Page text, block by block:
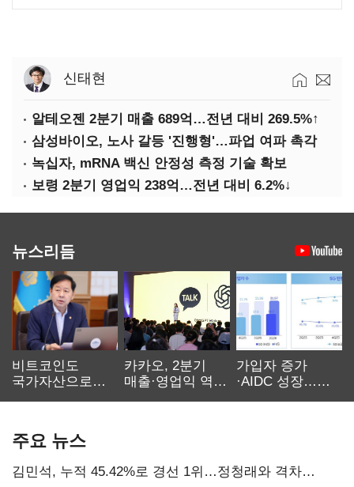
신태현
알테오젠 2분기 매출 689억…전년 대비 269.5%↑
삼성바이오, 노사 갈등 '진행형'…파업 여파 촉각
녹십자, mRNA 백신 안정성 측정 기술 확보
보령 2분기 영업익 238억…전년 대비 6.2%↓
뉴스리듬
비트코인도
국가자산으로…'
카카오, 2분기
매출·영업익 역대
가입자 증가
·AIDC 성장…
주요 뉴스
김민석, 누적 45.42%로 경선 1위…정청래와 격차